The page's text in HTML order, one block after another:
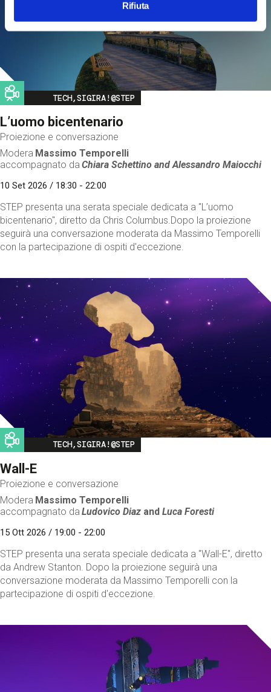
Rifiuta
Image
TECH,SIGIRA!@STEP
L’uomo bicentenario
Proiezione e conversazione
Modera Massimo Temporelli
accompagnato da Chiara Schettino andAlessandro Maiocchi
10 Set 2026 / 18:30 - 22:00
STEP presenta una serata speciale dedicata a "L’uomo
bicentenario", diretto da Chris Columbus.Dopo la proiezione
seguirà una conversazione moderata da Massimo Temporelli
con la partecipazione di ospiti d'eccezione.
Image
TECH,SIGIRA!@STEP
Wall-E
Proiezione e conversazione
Modera Massimo Temporelli
accompagnato da Ludovico Diaz andLuca Foresti
15 Ott 2026 / 19:00 - 22:00
STEP presenta una serata speciale dedicata a "Wall-E", diretto
da Andrew Stanton. Dopo la proiezione seguirà una
conversazione moderata da Massimo Temporelli con la
partecipazione di ospiti d'eccezione.